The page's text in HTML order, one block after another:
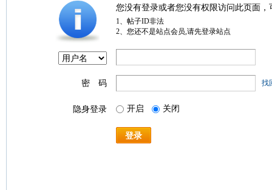
您没有登录或者您没有权限访问此页面
1、帖子ID非法
2、您还不是站点会员,请先登录站点
密 码 找
隐身登录 开启 关闭
登录